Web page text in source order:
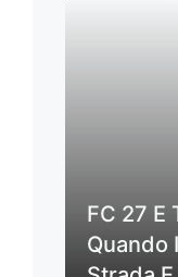
FC 27 E
Quando